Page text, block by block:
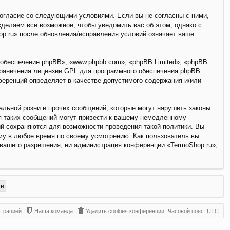
со следующими условиями. Если вы не согласны с ними,
всё возможное, чтобы уведомить вас об этом, однако с
после обновления/исправления условий означает ваше
phpBB», «www.phpbb.com», «phpBB Limited», «phpBB
лицензии GPL для программного обеспечения phpBB
определяет в качестве допустимого содержания и/или
розни и прочих сообщений, которые могут нарушить законы
сообщений могут привести к вашему немедленному
для возможности проведения такой политики. Вы
в любое время по своему усмотрению. Как пользователь вы
разрешения, ни администрация конференции «TermoShop.ru»,
Часовой пояс: UTC
Удалить cookies конференции
Наша команда